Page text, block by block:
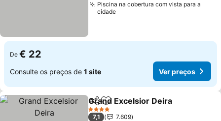
Piscina na cobertura com vista para a
cidade
De € 22
Consulte os preços de 1 site Ver preços
PartilharAdicionar aos favoritos
Grand Excelsior Deira
4 Estrelas
7,1
7.609